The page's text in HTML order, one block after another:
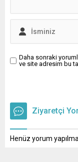
Daha sonraki
ve site adresim bu
Ziyaretçi
Henüz yorum